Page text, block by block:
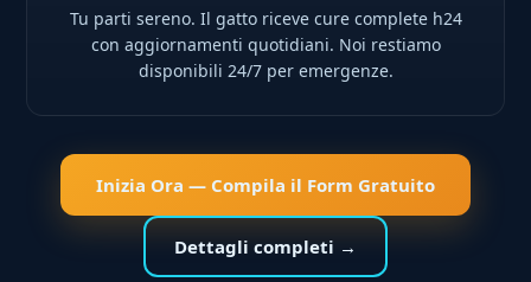
Tu parti sereno. Il gatto riceve cure complete h24
con aggiornamenti quotidiani. Noi restiamo
disponibili 24/7 per emergenze.
Inizia Ora — Compila il Form Gratuito
Dettagli completi →